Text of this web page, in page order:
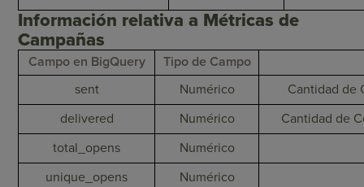
Información relativa a Métricas de
Campañas
Campo en BigQuery
Tipo de Campo
sent
Numérico
Cantidad de
delivered
Numérico
Cantidad de
total_opens
Numérico
unique_opens
Numérico